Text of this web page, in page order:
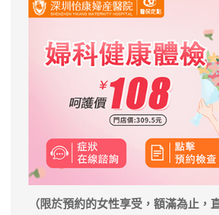
（限於預約的女性享受，額滿為止，